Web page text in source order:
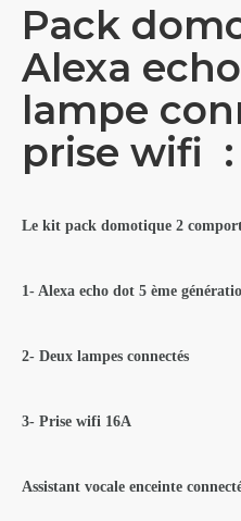
Pack
Alexa
lampe
prise wifi :
Le kit pack domotique 2
1- Alexa echo dot 5 ème
2- Deux lampes connectés
3- Prise wifi 16A
Assistant vocale enceinte